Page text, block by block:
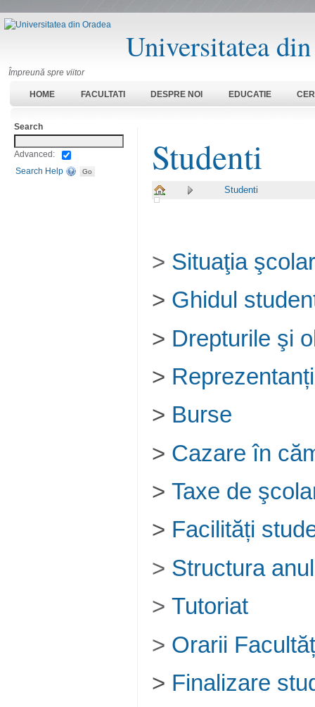
Universitatea
Împreună spre viitor
HOME FACULTATI DESPRE NOI EDUCATIE
Studenti
Studenti
> Situaţia
> Ghidul
> Drepturile şi
>
> Burse
> Cazare în
> Taxe de
> Facilități
> Structura
> Tutoriat
> Orarii
> Finalizare
Search
Advanced:
Search Help